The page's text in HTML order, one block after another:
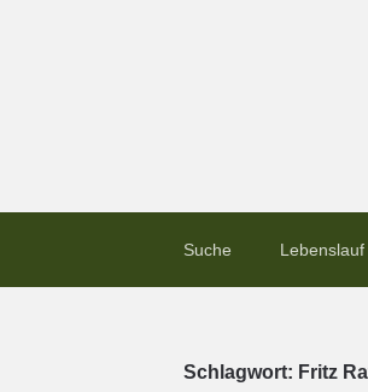
Suche Lebenslauf
Schlagwort: Fritz